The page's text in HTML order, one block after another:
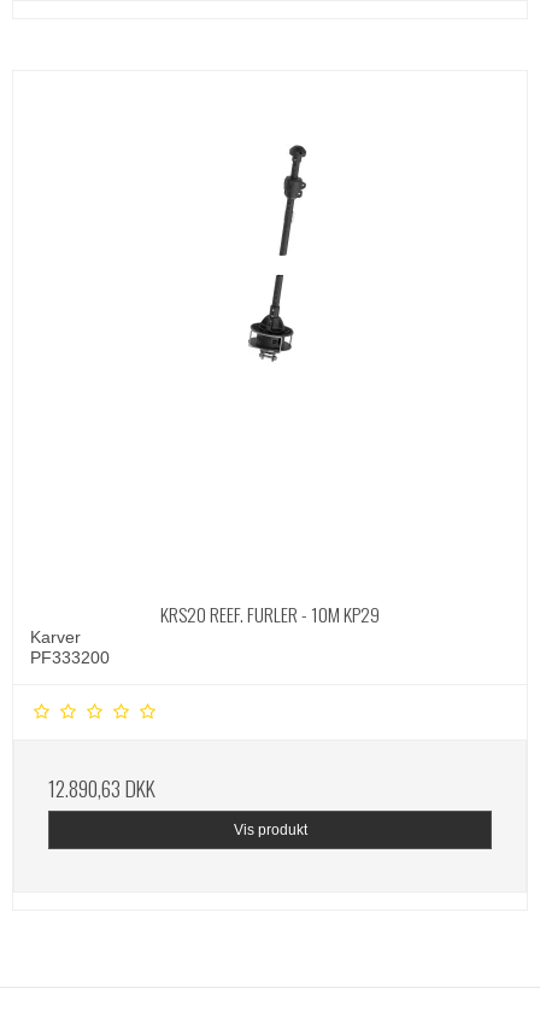
KRS20 REEF. FURLER - 10M KP29
Karver
PF333200
12.890,63 DKK
Vis produkt